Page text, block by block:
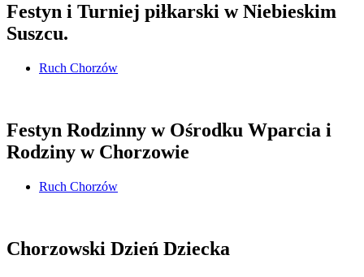
Festyn i Turniej piłkarski w Niebieskim
Suszcu.
Ruch Chorzów
Festyn Rodzinny w Ośrodku Wparcia i
Rodziny w Chorzowie
Ruch Chorzów
Chorzowski Dzień Dziecka